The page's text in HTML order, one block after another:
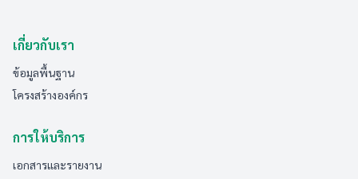
เกี่ยวกับเรา
ข้อมูลพื้นฐาน
โครงสร้างองค์กร
การให้บริการ
เอกสารและรายงาน